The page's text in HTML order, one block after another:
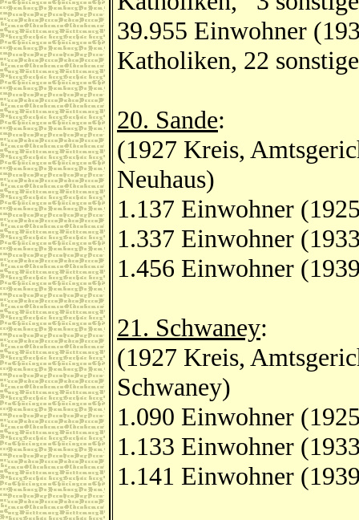
39.955 Einwohner
Katholiken, 22
20. Sande:
(1927 Kreis,
Neuhaus)
1.137 Einwohner
1.337 Einwohner
1.456 Einwohner
21. Schwaney:
(1927 Kreis,
Schwaney)
1.090 Einwohner
1.133 Einwohner
1.141 Einwohner